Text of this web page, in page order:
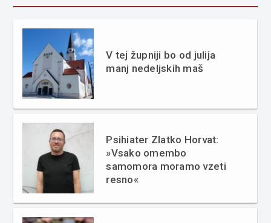
V tej župniji bo od julija
manj nedeljskih maš
Psihiater Zlatko Horvat:
»Vsako omembo
samomora moramo vzeti
resno«